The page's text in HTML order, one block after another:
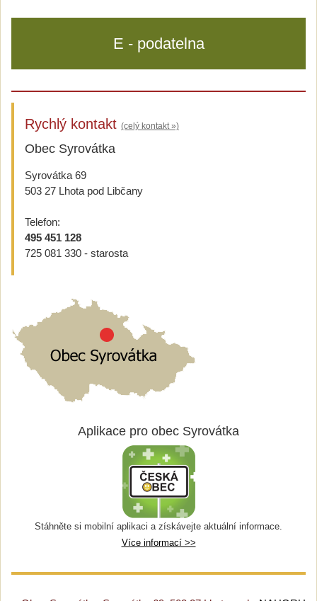
E - podatelna
Rychlý kontakt (celý kontakt »)
Obec Syrovátka
Syrovátka 69
503 27 Lhota pod Libčany
Telefon:
495 451 128
725 081 330 - starosta
Aplikace pro obec Syrovátka
Stáhněte si mobilní aplikaci a získávejte aktuální informace.
Více informací >>